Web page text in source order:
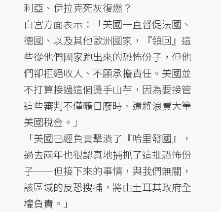
利亞、伊拉克死灰復燃？
白宮方面表示：「美國一直督促法國、
德國、以及其他歐洲國家，『領回』這
些從他們國家跑出來的恐怖份子，但他
們卻拒絕收人、不願承擔責任。美國並
不打算接過這個燙手山芋，因為要接管
這些審判不僅曠日廢時、還將浪費大筆
美國稅金。」
「美國已經負責擊潰了『哈里發國』，
過去兩年也很認真地捕抓了這批恐怖份
子——但接下來的事情，與我們無關，
該區域的反恐搜捕，將由土耳其政府全
權負責。」